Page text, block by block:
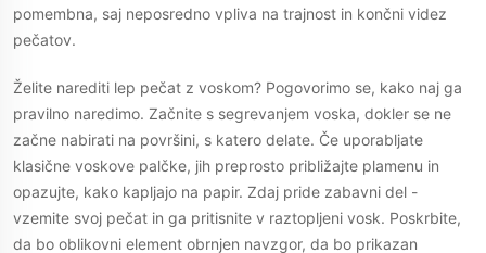
pomembna, saj neposredno vpliva na trajnost in končni videz
pečatov.
Želite narediti lep pečat z voskom? Pogovorimo se, kako naj ga
pravilno naredimo. Začnite s segrevanjem voska, dokler se ne
začne nabirati na površini, s katero delate. Če uporabljate
klasične voskove palčke, jih preprosto približajte plamenu in
opazujte, kako kapljajo na papir. Zdaj pride zabavni del -
vzemite svoj pečat in ga pritisnite v raztopljeni vosk. Poskrbite,
da bo oblikovni element obrnjen navzgor, da bo prikazan